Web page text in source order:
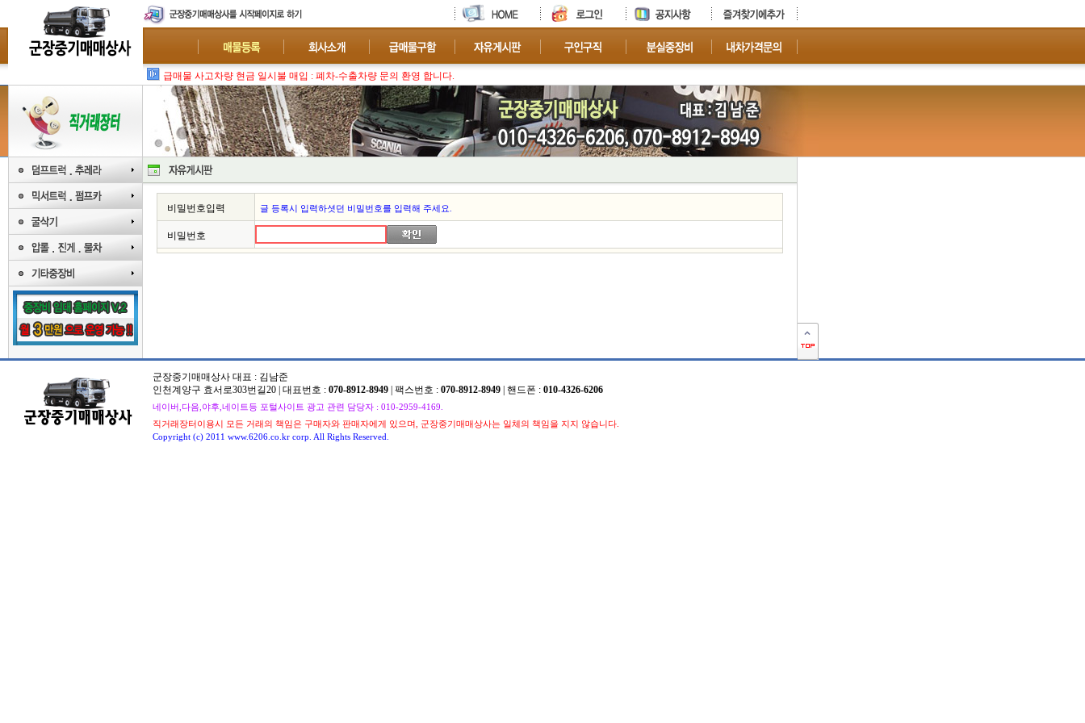
급매물 사고차량 현금 일시불 매입 : 폐차-수출차량 문의 환영 합니다.
비밀번호입력 글 등록시 입력하셧던 비밀번호를 입력해 주세요.
비밀번호
군장중기매매상사 대표 : 김남준
인천계양구 효서로303번길20 | 대표번호 : 070-8912-8949 | 팩스번호 : 070-8912-8949 | 핸드폰 : 010-4326-6206
네이버,다음,야후,네이트등 포털사이트 광고 관련 담당자 : 010-2959-4169.
직거래장터이용시 모든 거래의 책임은 구매자와 판매자에게 있으며, 군장중기매매상사는 일체의 책임을 지지 않습니다.
Copyright (c) 2011 www.6206.co.kr corp. All Rights Reserved.